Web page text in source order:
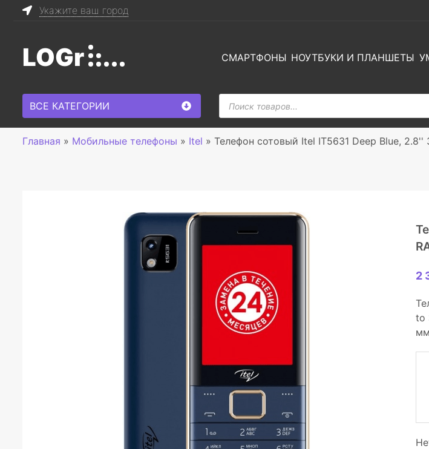
Укажите ваш город
LOGr СМАРТФОНЫ НОУТБУКИ И ПЛАНШЕТЫ
ВСЕ КАТЕГОРИИ
Поиск
товаров
Главная » Мобильные телефоны » Itel » Телефон сотовый Itel IT5631 Deep Blue,
2
to